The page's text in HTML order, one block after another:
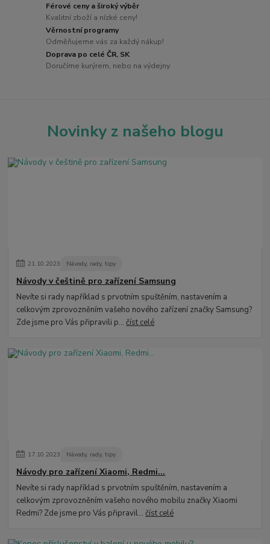
Férové ceny a široký výběr
Kvalitní zboží a nízké ceny!
Věrnostní programy
Odměňujeme vás za každý nákup!
Doprava po celé ČR, SK
Doručíme kurýrem, nebo na výdejny
Novinky z našeho blogu
21.10.2023 Návody, rady, tipy
Návody v češtině pro zařízení Samsung
Nevíte si rady například s prvotním spuštěním, nastavením a
celkovým zprovozněním vašeho nového zařízení značky Samsung?
Zde jsme pro Vás připravili p...číst celé
17.10.2023 Návody, rady, tipy
Návody pro zařízení Xiaomi, Redmi...
Nevíte si rady například s prvotním spuštěním, nastavením a
celkovým zprovozněním vašeho nového mobilu značky Xiaomi
Redmi? Zde jsme pro Vás připravil...číst celé